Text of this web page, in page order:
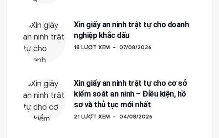
Xin giấy an ninh trật tự cho doanh
nghiệp khắc dấu
18 LƯỢT XEM 07/08/2026
Xin giấy an ninh trật tự cho cơ sở
kiểm soát an ninh – Điều kiện, hồ
sơ và thủ tục mới nhất
21 LƯỢT XEM 04/08/2026